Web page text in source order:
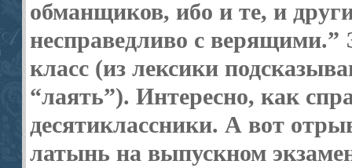
обманщиков, ибо и те, и
несправедливо с верящими.”
класс (из лексики
“лаять”). Интересно, как
десятиклассники. А вот
латынь на выпускном